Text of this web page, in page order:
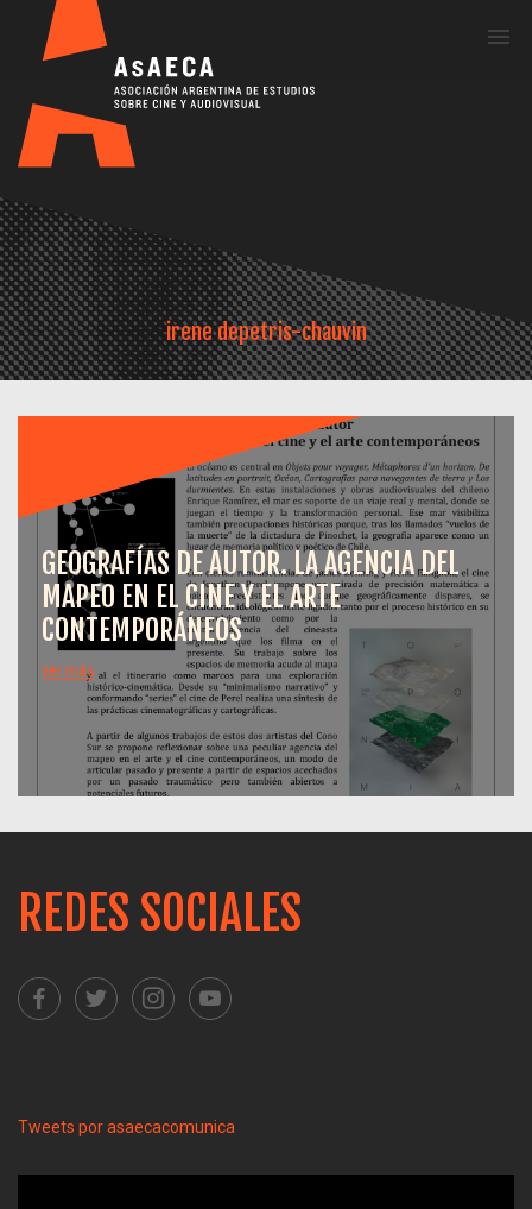
irene depetris-chauvin
GEOGRAFÍAS DE AUTOR. LA AGENCIA DEL
MAPEO EN EL CINE Y EL ARTE
CONTEMPORÁNEOS
ver más
REDES SOCIALES
Tweets por asaecacomunica